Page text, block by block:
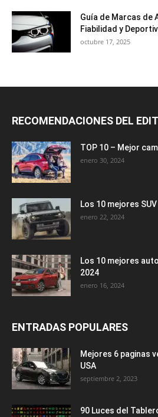
Guía de Marcas de
Fiabilidad y
octubre 17, 2025
RECOMENDACIONES DEL
TOP 10 – Mejor
enero 30, 2024
Los 10 mejores
enero 22, 2024
Los 10 mejores
2024
enero 16, 2024
ENTRADAS POPULARES
Mejores 6 paginas
USA
septiembre 2, 2023
90 Luces del